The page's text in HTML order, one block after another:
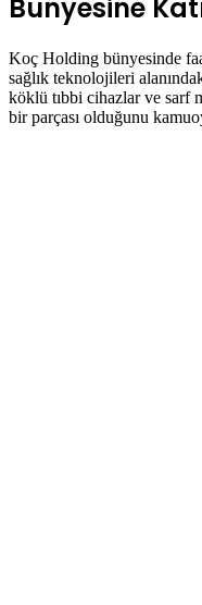
Bünyesine
Koç Holding bünyesinde
sağlık teknolojileri
köklü tıbbi cihazlar ve sarf
bir parçası olduğunu